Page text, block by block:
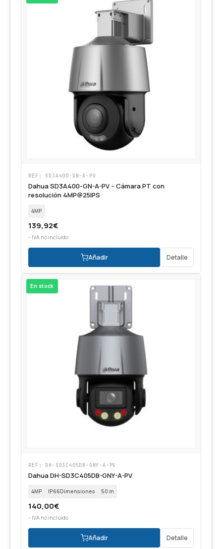
REF: SD3A400-GN-A-PV
Dahua SD3A400-GN-A-PV – Cámara PT con
resolución 4MP@25IPS
4MP
139,92€
- IVA no incluido
Añadir Detalle
En stock
REF: DH-SD3C405DB-GNY-A-PV
Dahua DH-SD3C405DB-GNY-A-PV
4MP IP66Dimensiones 50 m
140,00€
- IVA no incluido
Añadir Detalle